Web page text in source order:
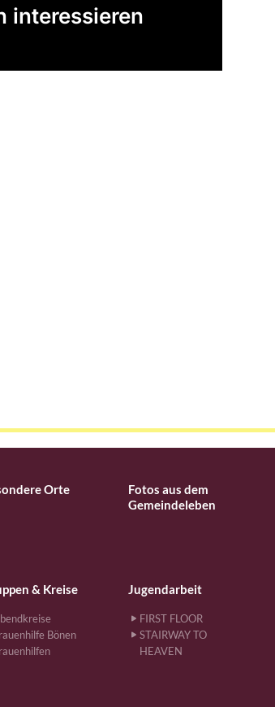
interessieren
Orte
Fotos aus dem
Gemeindeleben
& Kreise
Bönen
Jugendarbeit
FIRST FLOOR
STAIRWAY TO
HEAVEN